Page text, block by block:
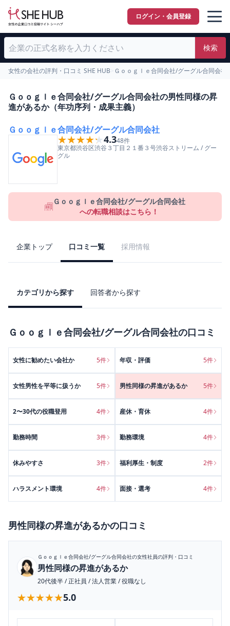
ログイン・会員登録
検索
女性の会社の評判・口コミ SHE HUB Ｇｏｏｇｌｅ合同会社/グーグル合同会社
Ｇｏｏｇｌｅ合同会社/グーグル合同会社の男性同様の昇
進があるか（年功序列・成果主義）
Ｇｏｏｇｌｅ合同会社/グーグル合同会社
★★★★★
★★★★★4.348件
東京都渋谷区渋谷３丁目２１番３号渋谷ストリーム /グー
グル
Ｇｏｏｇｌｅ合同会社/グーグル合同会社
への転職相談はこちら！
企業トップ 口コミ一覧 採用情報
カテゴリから探す 回答者から探す
Ｇｏｏｇｌｅ合同会社/グーグル合同会社の口コミ
女性に勧めたい会社か 5件 年収・評価 5件
女性男性を平等に扱うか 5件 男性同様の昇進があるか 5件
2〜30代の役職登用 4件 産休・育休 4件
勤務時間 3件 勤務環境 4件
休みやすさ 3件 福利厚生・制度 2件
ハラスメント環境 4件 面接・選考 4件
男性同様の昇進があるかの口コミ
Ｇｏｏｇｌｅ合同会社/グーグル合同会社の女性社員の評判・口コミ
男性同様の昇進があるか
20代後半/正社員 /法人営業/役職なし
★★★★★
★★★★★5.0